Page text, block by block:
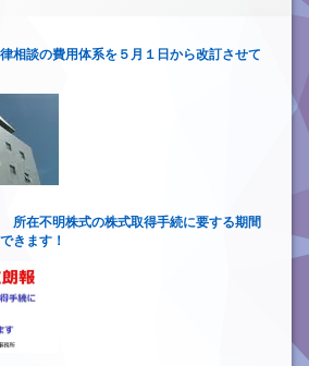
相談の費用体系を５月１日から改訂させて
所在不明株式の株式取得手続に要する期間
きます！